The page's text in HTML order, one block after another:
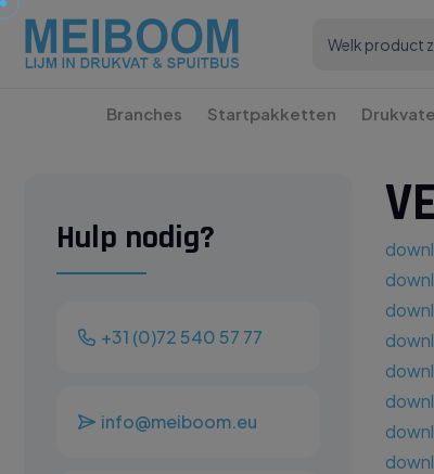
Branches Startpakketten
Hulp nodig?
+31 (0)72 540 57 77
info@meiboom.eu